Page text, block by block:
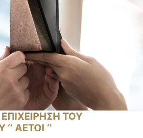
ΤΟΥ
ΑΕΤΟΙ ‘’